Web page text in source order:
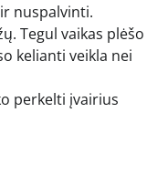
nuspalvinti.
Tegul vaikas plėšo
kelianti veikla nei
perkelti įvairius